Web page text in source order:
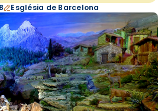
Església de Barcelona